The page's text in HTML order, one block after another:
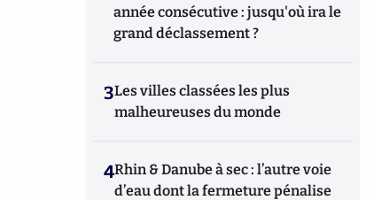
année consécutive : jusqu'où ira le
grand déclassement ?
3Les villes classées les plus
malheureuses du monde
4Rhin & Danube à sec : l’autre voie
d’eau dont la fermeture pénalise